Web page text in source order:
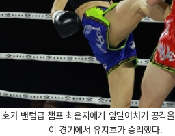
가 밴텀급 챔프 최은지에게 앞밀어차기 공격
이 경기에서 유지호가 승리했다.